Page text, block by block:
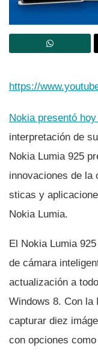
https://
Nokia presentó
interpretación de
Nokia Lumia 925
innovaciones de
sticas y
Nokia Lumia.
El Nokia Lumia
de cámara
actualización a
Windows 8. Con la
capturar diez
con opciones